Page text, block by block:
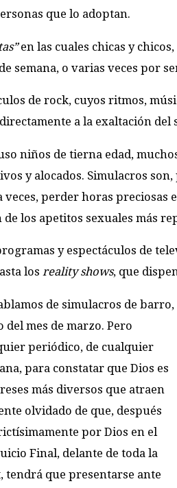
que lo adoptan.
en las cuales chicas y
semana, o varias veces por
de rock, cuyos ritmos,
a la exaltación del
niños de tierna edad,
y alocados. Simulacros son,
perder horas preciosas
los apetitos sexuales más
y espectáculos de
los reality shows, que
de simulacros de barro,
mes de marzo. Pero
periódico, de cualquier
para constatar que Dios es
más diversos que atraen
olvidado de que, después
por Dios en el
Final, delante de toda la
tendrá que presentarse ante